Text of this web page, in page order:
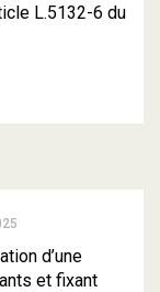
L.5132-6 du
d’une
et fixant